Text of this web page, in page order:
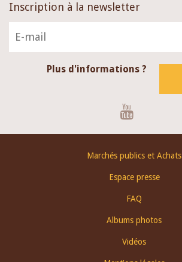
Inscription à la newsletter
Plus d'informations ?
Marchés publics et Achats
Espace presse
FAQ
Albums photos
Vidéos